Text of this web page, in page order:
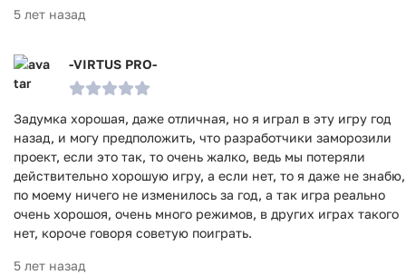
5 лет назад
-VIRTUS PRO-
Задумка хорошая, даже отличная, но я играл в эту игру год
назад, и могу предположить, что разработчики заморозили
проект, если это так, то очень жалко, ведь мы потеряли
действительно хорошую игру, а если нет, то я даже не знабю,
по моему ничего не изменилось за год, а так игра реально
очень хорошоя, очень много режимов, в других играх такого
нет, короче говоря советую поиграть.
5 лет назад